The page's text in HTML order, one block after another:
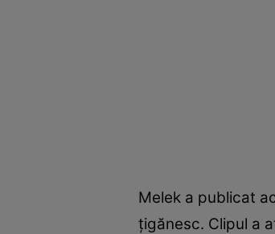
Melek a publicat
țigănesc. Clipul a